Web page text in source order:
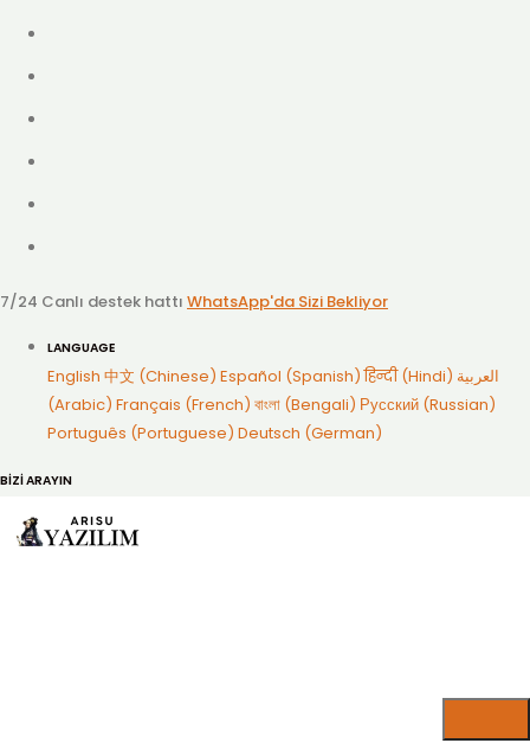
7/24 Canlı destek hattı WhatsApp'da Sizi Bekliyor
LANGUAGE
English 中文 (Chinese) Español (Spanish) हिन्दी (Hindi) العربية
(Arabic) Français (French) বাংলা (Bengali) Русский (Russian)
Português (Portuguese) Deutsch (German)
BİZİ ARAYIN